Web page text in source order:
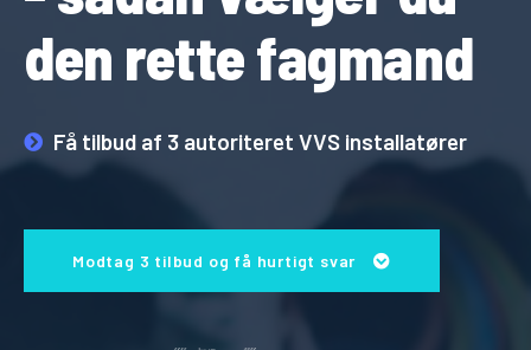
den rette fagmand
Få tilbud af 3 autoriteret VVS installatører
Modtag 3 tilbud og få hurtigt svar